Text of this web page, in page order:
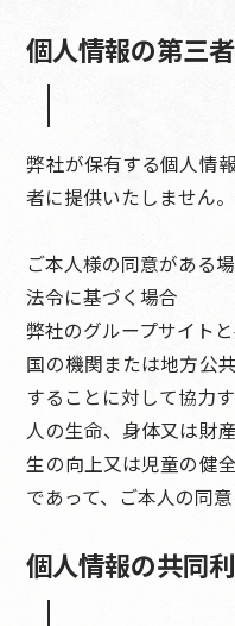
個人情報の第三
弊社が保有する個人情
者に提供いたしません。
ご本人様の同意がある
法令に基づく場合
弊社のグループサイト
国の機関または地方公
することに対して協力
人の生命、身体又は財
生の向上又は児童の健
であって、ご本人の同
個人情報の共同